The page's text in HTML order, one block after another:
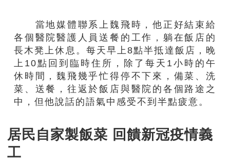
當地媒體聯系上魏飛時，他正好結束給
各個醫院醫護人員送餐的工作，躺在飯店的
長木凳上休息。每天早上8點半抵達飯店，晚
上10點回到臨時住所，除了每天1小時的午
休時間，魏飛幾乎忙得停不下來，備菜、洗
菜、送餐，往返於飯店與醫院的各個路途之
中 ，但他說話的語氣中感受不到半點疲意。
居民自家製飯菜 回饋新冠疫情義
工